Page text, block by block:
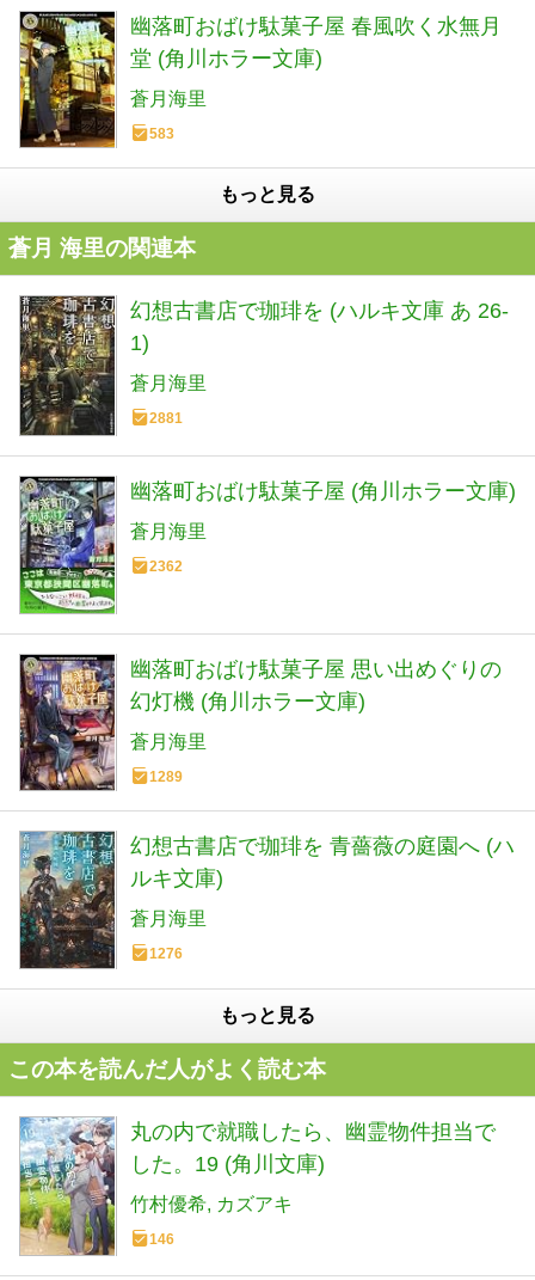
幽落町おばけ駄菓子屋 春風吹く水無月
堂 (角川ホラー文庫)
蒼月海里
583
もっと見る
蒼月 海里の関連本
幻想古書店で珈琲を (ハルキ文庫 あ 26-
1)
蒼月海里
2881
幽落町おばけ駄菓子屋 (角川ホラー文庫)
蒼月海里
2362
幽落町おばけ駄菓子屋 思い出めぐりの
幻灯機 (角川ホラー文庫)
蒼月海里
1289
幻想古書店で珈琲を 青薔薇の庭園へ (ハ
ルキ文庫)
蒼月海里
1276
もっと見る
この本を読んだ人がよく読む本
丸の内で就職したら、幽霊物件担当で
した。19 (角川文庫)
竹村優希 カズアキ
146